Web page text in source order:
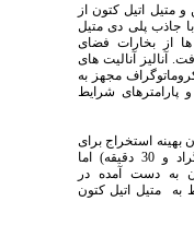
متیل اتیل کتون از
های آبی سوزن هایی با اندازه 20 با جاذب پلی دی متیل
از بخارات فضای
آنالیز آنالیت های
مجهز به
شرایط
بهینه استخراج برای
دو ماده مشابه بوده(30 درجه سانتی گراد و 30 دقیقه) اما
به دست آمده در
به متیل اتیل کتون